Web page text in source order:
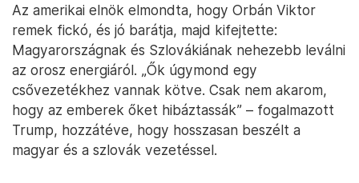
Az amerikai elnök elmondta, hogy Orbán Viktor
remek fickó, és jó barátja, majd kifejtette:
Magyarországnak és Szlovákiának nehezebb leválni
az orosz energiáról. „Ők úgymond egy
csővezetékhez vannak kötve. Csak nem akarom,
hogy az emberek őket hibáztassák” – fogalmazott
Trump, hozzátéve, hogy hosszasan beszélt a
magyar és a szlovák vezetéssel.